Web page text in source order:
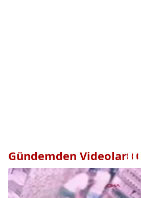
Gündemden Videolar